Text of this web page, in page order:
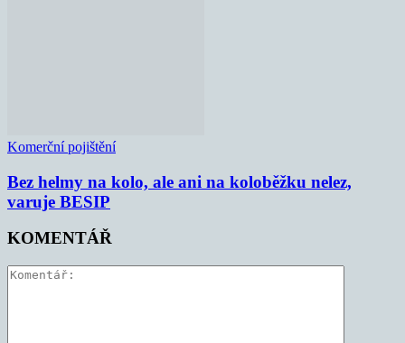
Komerční pojištění
Bez helmy na kolo, ale ani na koloběžku nelez,
varuje BESIP
KOMENTÁŘ